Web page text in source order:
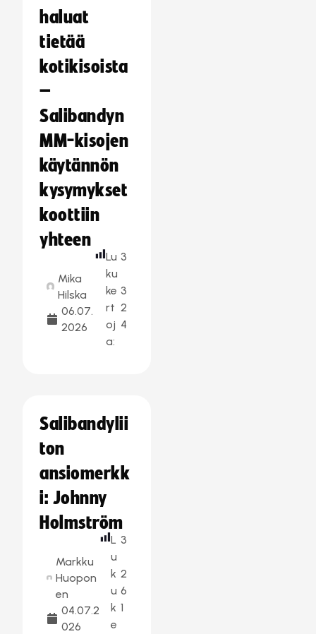
haluat
tietää
kotikisoista
–
Salibandyn
MM-kisojen
käytännön
kysymykset
koottiin
yhteen
Mika
Hilska
06.07.
2026
Lu
ku
ke
rt
oj
a:
3
3
2
4
Salibandylii
ton
ansiomerkk
i: Johnny
Holmström
Markku
Huopon
en
04.07.2
026
L
u
k
u
k
e
3
2
6
1